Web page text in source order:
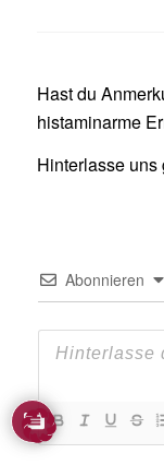
Hast du
histaminarme
Hinterlasse uns
Abonnieren